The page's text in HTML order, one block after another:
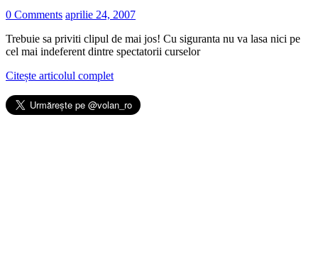
0 Comments aprilie 24, 2007
Trebuie sa priviti clipul de mai jos! Cu siguranta nu va lasa nici pe
cel mai indeferent dintre spectatorii curselor
Citește articolul complet